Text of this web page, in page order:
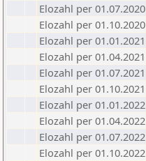
Elozahl per 01.07.2020
Elozahl per 01.10.2020
Elozahl per 01.01.2021
Elozahl per 01.04.2021
Elozahl per 01.07.2021
Elozahl per 01.10.2021
Elozahl per 01.01.2022
Elozahl per 01.04.2022
Elozahl per 01.07.2022
Elozahl per 01.10.2022